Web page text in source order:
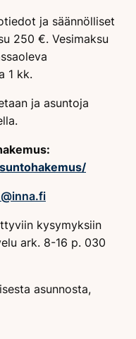
ja säännölliset
250 €. Vesimaksu
1 kk.
ja asuntoja
kysymyksiin
ark. 8-16 p. 030
asunnosta,